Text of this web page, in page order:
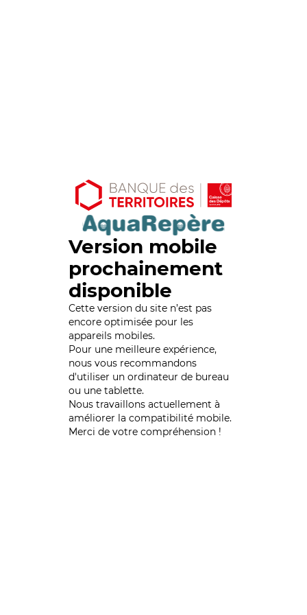
Version mobile
prochainement
disponible
Cette version du site n’est pas
encore optimisée pour les
appareils mobiles.
Pour une meilleure expérience,
nous vous recommandons
d'utiliser un ordinateur de bureau
ou une tablette.
Nous travaillons actuellement à
améliorer la compatibilité mobile.
Merci de votre compréhension !